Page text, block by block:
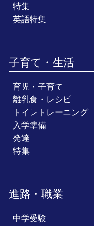
特集
英語特集
子育て・生活
育児・子育て
離乳食・レシピ
トイレトレーニング
入学準備
発達
特集
進路・職業
中学受験